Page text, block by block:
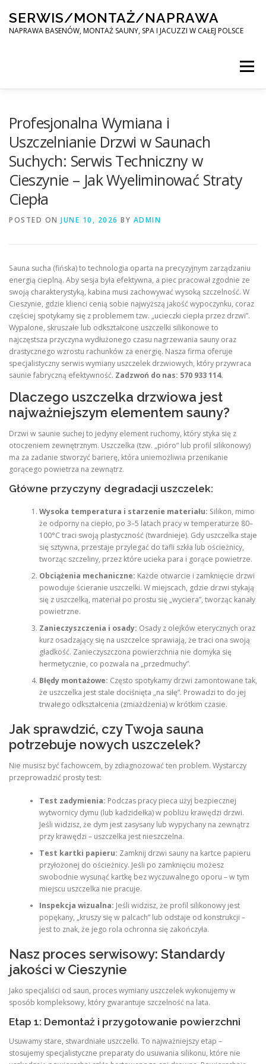
content
SERWIS/MONTAŻ/NAPRAWA
NAPRAWA BASENÓW, MONTAŻ SAUNY, SPA I JACUZZI W CAŁEJ POLSCE
Menu
MONTAŻ SAUNY, SPA, JACUZI W CAŁEJ POLSCE
KONTAKT
Profesjonalna Wymiana i
Uszczelnianie Drzwi w Saunach
Suchych: Serwis Techniczny w
Cieszynie – Jak Wyeliminować Straty
Ciepła
POSTED ON JUNE 10, 2026 BY ADMIN
Sauna sucha (fińska) to technologia oparta na precyzyjnym zarządzaniu
energią cieplną. Aby sesja była efektywna, a piec pracował zgodnie ze
swoją charakterystyką, kabina musi zachowywać wysoką szczelność. W
Cieszynie, gdzie klienci cenią sobie najwyższą jakość wypoczynku, coraz
częściej spotykamy się z problemem tzw. „ucieczki ciepła przez drzwi”.
Wypalone, skruszałe lub odkształcone uszczelki silikonowe to
najczęstsza przyczyna wydłużonego czasu nagrzewania sauny oraz
drastycznego wzrostu rachunków za energię. Nasza firma oferuje
specjalistyczny serwis wymiany uszczelek drzwiowych, który przywraca
saunie fabryczną efektywność. Zadzwoń do nas: 570 933 114.
Dlaczego uszczelka drzwiowa jest
najważniejszym elementem sauny?
Drzwi w saunie suchej to jedyny element ruchomy, który styka się z
otoczeniem zewnętrznym. Uszczelka (tzw. „pióro” lub profil silikonowy)
ma za zadanie stworzyć barierę, która uniemożliwia przenikanie
gorącego powietrza na zewnątrz.
Główne przyczyny degradacji uszczelek:
Wysoka temperatura i starzenie materiału: Silikon, mimo
że odporny na ciepło, po 3–5 latach pracy w temperaturze 80–
100°C traci swoją plastyczność (twardnieje). Gdy uszczelka staje
się sztywna, przestaje przylegać do tafli szkła lub ościeżnicy,
tworząc szczeliny, przez które ucieka para i gorące powietrze.
Obciążenia mechaniczne: Każde otwarcie i zamknięcie drzwi
powoduje ścieranie uszczelki. W miejscach, gdzie drzwi stykają
się z uszczelką, materiał po prostu się „wyciera”, tworząc kanały
powietrzne.
Zanieczyszczenia i osady: Osady z olejków eterycznych oraz
kurz osadzający się na uszczelce sprawiają, że traci ona swoją
gładkość. Zanieczyszczona powierzchnia nie domyka się
hermetycznie, co pozwala na „przedmuchy”.
Błędy montażowe: Często spotykamy drzwi zamontowane tak,
że uszczelka jest stale dociśnięta „na siłę”. Prowadzi to do jej
trwałego odkształcenia (zmiażdżenia) w krótkim czasie.
Jak sprawdzić, czy Twoja sauna
potrzebuje nowych uszczelek?
Nie musisz być fachowcem, by zdiagnozować ten problem. Wystarczy
przeprowadzić prosty test:
Test zadymienia: Podczas pracy pieca użyj bezpiecznej
wytwornicy dymu (lub kadzidełka) w pobliżu krawędzi drzwi.
Jeśli widzisz, że dym jest zasysany lub wypychany na zewnątrz
przy krawędzi – uszczelka jest nieszczelna.
Test kartki papieru: Zamknij drzwi sauny na kartce papieru
przyłożonej do ościeżnicy. Jeśli po zamknięciu możesz
swobodnie wysunąć kartkę bez wyczuwalnego oporu – w tym
miejscu uszczelka nie pracuje.
Inspekcja wizualna: Jeśli widzisz, że profil silikonowy jest
popękany, „kruszy się w palcach” lub odstaje od konstrukcji –
jest to znak, że jego rola ochronna się zakończyła.
Nasz proces serwisowy: Standardy
jakości w Cieszynie
Jako specjaliści od saun, proces wymiany uszczelek wykonujemy w
sposób kompleksowy, który gwarantuje szczelność na lata.
Etap 1: Demontaż i przygotowanie powierzchni
Usuwamy stare, stwardniałe uszczelki. To najważniejszy etap –
stosujemy specjalistyczne preparaty do usuwania silikonu, które nie